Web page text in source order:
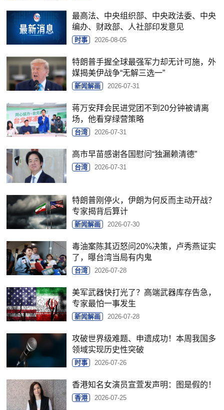
最高法、中央组织部、中央政法委、中央
编办、财政部、人社部印发意见
时事 2026-08-05
特朗普手握全球最强军力却无计可施，外
媒揭美伊战争“无解三选一”
新闻解画 2026-07-31
蒋万安拜会民进党团不到20分钟被请离
场，他看穿绿营策略
台湾 2026-07-31
高市早苗感谢各国慰问“独漏赖清德”
台湾 2026-07-31
特朗普刚停火，伊朗为何反而主动开战？
专家揭背后算计
新闻解画 2026-07-30
毒油案陈其迈怒问20%决策，卢秀燕证实
了，曝台湾当局有内鬼
台湾 2026-07-28
美军武器快打光了？高端武器库存告急，
专家最怕一事发生
新闻解画 2026-07-28
攻破世界级难题、申遗成功！本周我国多
领域实现历史性突破
时事 2026-07-26
香港知名女演员宣萱发声明：图是假的！
香港 2026-07-25